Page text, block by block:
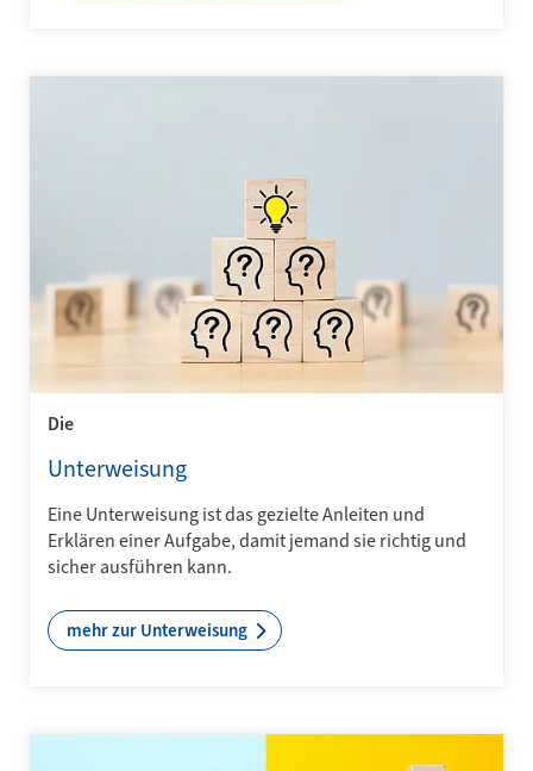
Die
Unterweisung
Eine Unterweisung ist das gezielte Anleiten und
Erklären einer Aufgabe, damit jemand sie richtig und
sicher ausführen kann.
mehr zur Unterweisung